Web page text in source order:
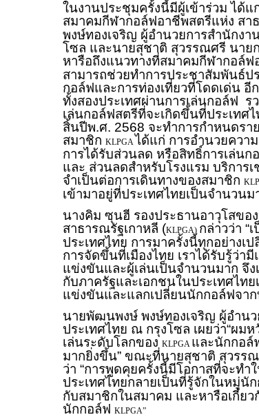
ในงานประชุมครั้งนี้มีผู้เข้าร่วม ได้
สมาคมกีฬากอล์ฟอาชีพสตรีแห่ง สา
พงษ์ทองเจริญ ผู้อำนวยการสำนักงา
โซล และนายสุชาติ สุวรรณศรี นาย
หารือถึงแนวทางที่สมาคมกีฬากอล์
สามารถช่วยทำการประชาสัมพันธ์ป
กอล์ฟและการท่องเที่ยวที่โดดเด่น
ทั้งสองประเทศผ่านการเล่นกอล์ฟ
เล่นกอล์ฟสตรีที่จะเกิดขึ้นที่ประเทศ
สิ้นปีพ.ศ. 2568 จะทำการกำหนดรา
สมาชิก KLPGAได้แก่ การอำนวยควา
การได้รับส่วนลด หรือสิทธิ์การเล่น
และ ส่วนลดสำหรับโรงแรม บริการ
จำเป็นต่อการเดินทางของสมาชิก
เข้ามาอยู่ที่ประเทศไทยเป็นจำนวนม
นางคิม ซุนฮี รองประธานอาวุโสข
สาธารณรัฐเกาหลี (KLPGA) กล่าวว่า “
ประเทศไทย การมาครั้งนี้ทุกอย่างเ
การจัดขึ้นที่เมืองไทย เราได้รับรู้ว่
แข่งขันและผู้เล่นเป็นจำนวนมาก จึ
กับภาครัฐและเอกชนในประเทศไท
แข่งขันและแลกเปลี่ยนนักกอล์ฟจาก
นายพัฒนพงษ์ พงษ์ทองเจริญ ผู้อำนว
ประเทศไทย ณ กรุงโซล เผยว่า“ผม
เล่นระดับโลกของ KLPGA และนักกอล์
มากยิ่งขึ้น” ขณะที่นายสุชาติ สุวรร
ว่า “การพูดคุยครั้งนี้มีโอกาสที่จะท
ประเทศไทยกลายเป็นที่รู้จักในหมู่นั
กับสมาชิกในสมาคม และหารือเกี่ย
นักกอล์ฟ KLPGA”